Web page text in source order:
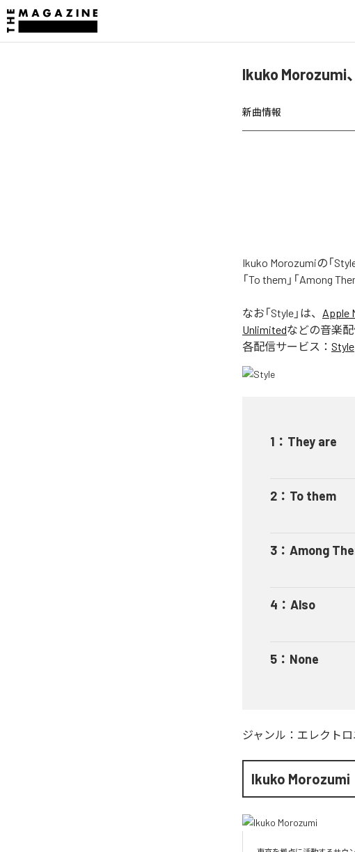
Ikuko Morozumi
新曲情報
Ikuko Morozumiの「
「To them」「Among
なお「Style 」は、 Apple
Unlimitedなどの音楽
各配信サービス： Style
1 ： They are
2 ： To them
3 ： Among
4 ： Also
5 ： None
ジャンル： エレクト
Ikuko Morozumi